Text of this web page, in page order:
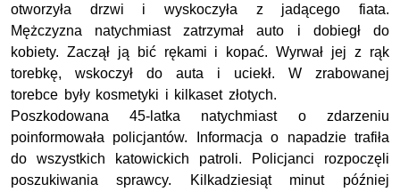
otworzyła drzwi i wyskoczyła z jadącego fiata.
Mężczyzna natychmiast zatrzymał auto i dobiegł do
kobiety. Zaczął ją bić rękami i kopać. Wyrwał jej z rąk
torebkę, wskoczył do auta i uciekł. W zrabowanej
torebce były kosmetyki i kilkaset złotych.
Poszkodowana 45-latka natychmiast o zdarzeniu
poinformowała policjantów. Informacja o napadzie trafiła
do wszystkich katowickich patroli. Policjanci rozpoczęli
poszukiwania sprawcy. Kilkadziesiąt minut później